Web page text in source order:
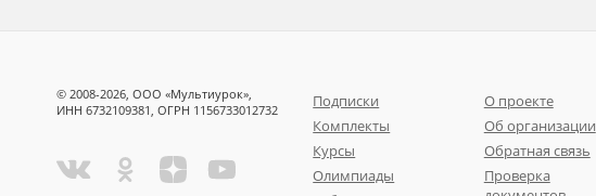
© 2008-2026, ООО «Мультиурок»,
ИНН 6732109381, ОГРН 1156733012732
Подписки
Комплекты
Курсы
Олимпиады
О проекте
Об организации
Обратная связь
Проверка